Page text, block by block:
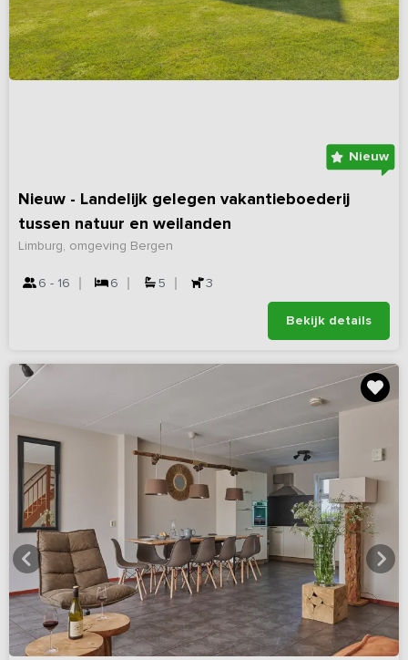
Nieuw
Nieuw - Landelijk gelegen vakantieboederij
tussen natuur en weilanden
Limburg, omgeving Bergen
6 - 16 6 5 3
Bekijk details